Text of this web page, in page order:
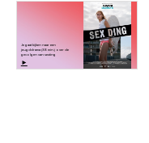
►
Je gaat kijken naar een
jeugddrama (38 min.) over de
gevolgen van sexting